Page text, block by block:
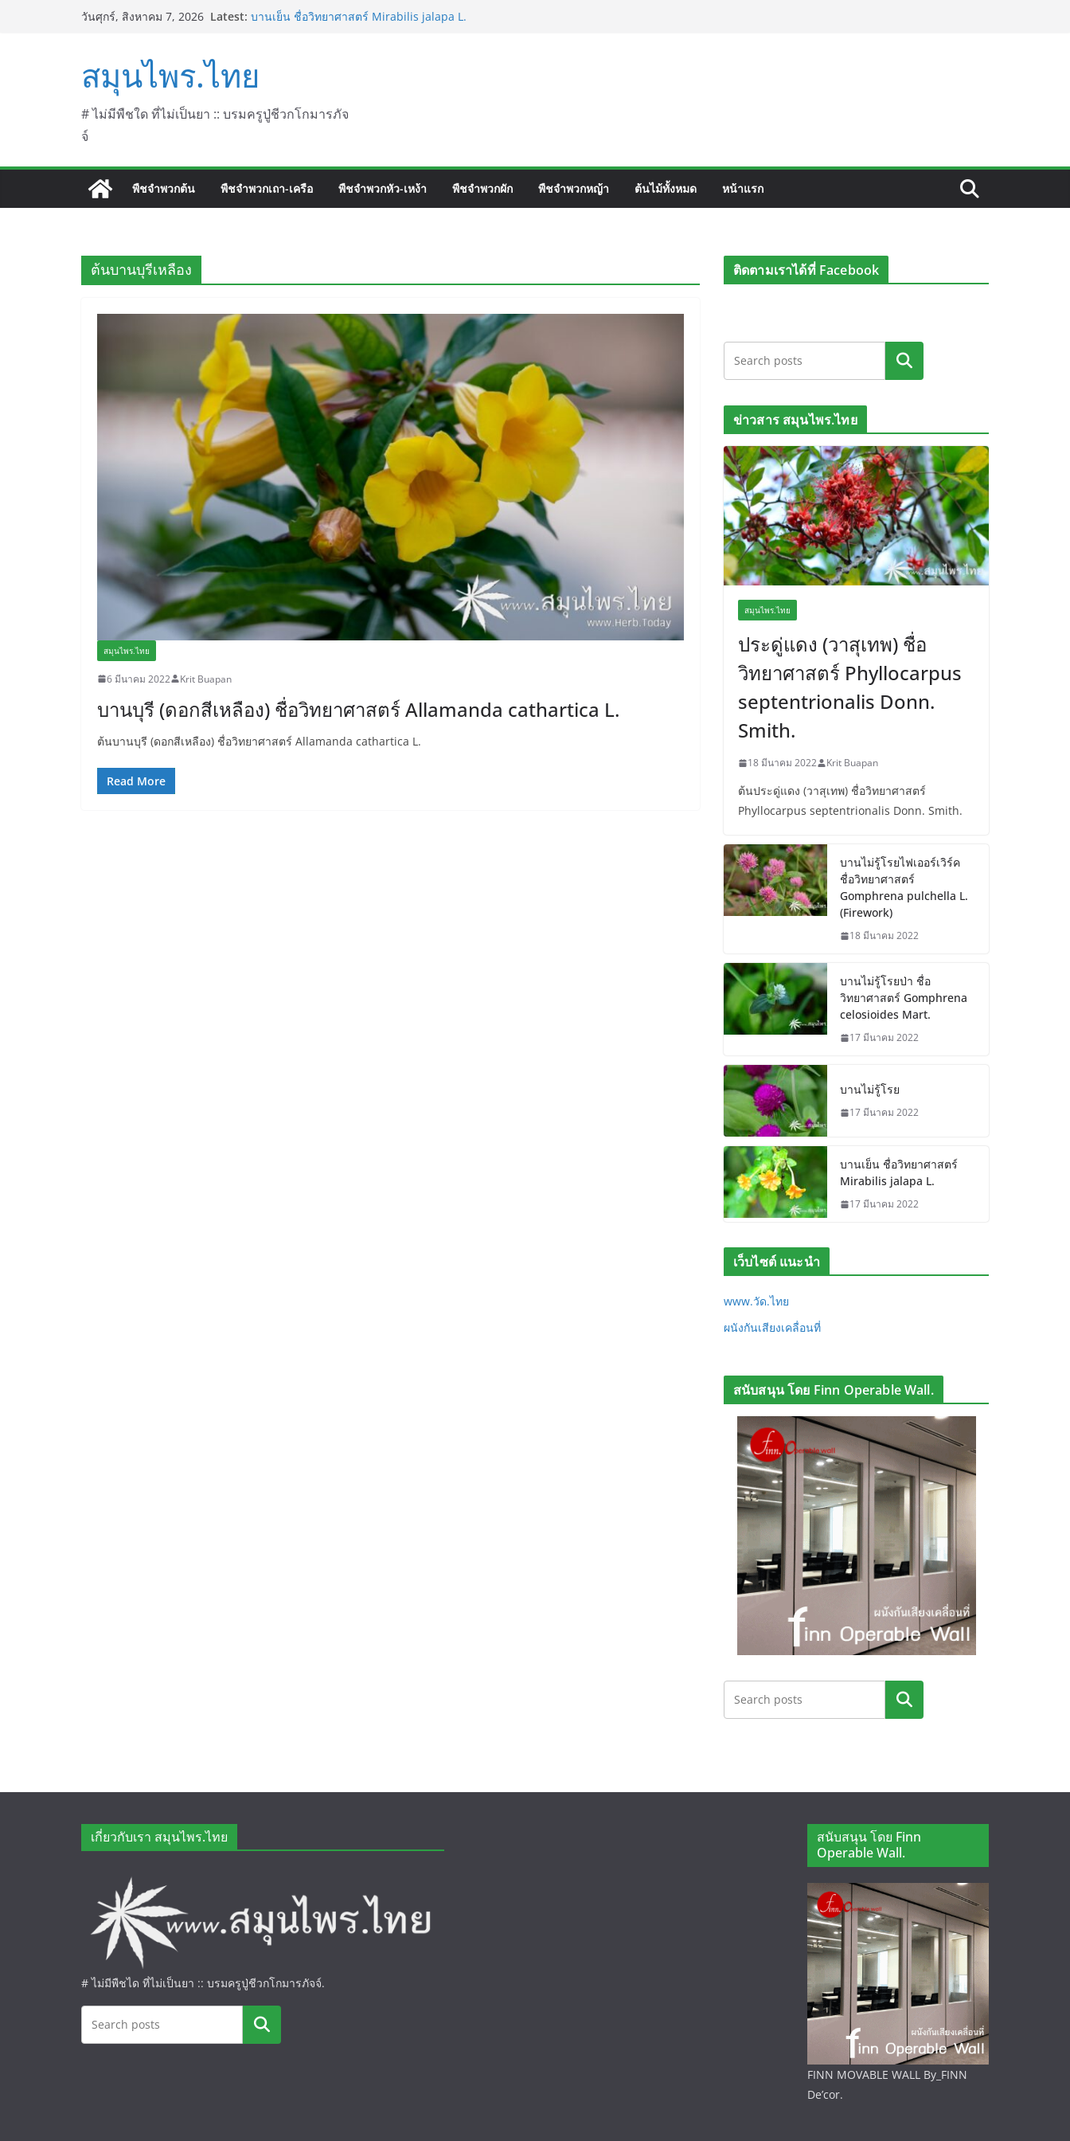
วันศุกร์, สิงหาคม 7, 2026 Latest: บานเย็น ชื่อวิทยาศาสตร์ Mirabilis jalapa L.
L. (Firework)
บานไม่รู้โรย
สมุนไพร.ไทย
# ไม่มีพืชใด ที่ไม่เป็นยา :: บรมครูปู่ชีวกโกมารภัจ
จ์
พืชจำพวกต้น พืชจำพวกเถา-เครือ พืชจำพวกหัว-เหง้า พืชจำพวกผัก พืชจำพวกหญ้า ต้นไม้ทั้งหมด หน้าแรก
ต้นบานบุรีเหลือง
สมุนไพร.ไทย
6 มีนาคม 2022 Krit Buapan
บานบุรี (ดอกสีเหลือง) ชื่อวิทยาศาสตร์ Allamanda cathartica L.
ต้นบานบุรี (ดอกสีเหลือง) ชื่อวิทยาศาสตร์ Allamanda cathartica L.
Read More
ติดตามเราได้ที่ Facebook
ค้นหา
ข่าวสาร สมุนไพร.ไทย
สมุนไพร.ไทย
ประดู่แดง (วาสุเทพ) ชื่อ
วิทยาศาสตร์ Phyllocarpus
septentrionalis Donn.
Smith.
18 มีนาคม 2022 Krit Buapan
ต้นประดู่แดง (วาสุเทพ) ชื่อวิทยาศาสตร์
Phyllocarpus septentrionalis Donn. Smith.
บานไม่รู้โรยไฟเออร์เวิร์ค
ชื่อวิทยาศาสตร์
Gomphrena pulchella L.
(Firework)
18 มีนาคม 2022
บานไม่รู้โรยป่า ชื่อ
วิทยาศาสตร์ Gomphrena
celosioides Mart.
17 มีนาคม 2022
บานไม่รู้โรย
17 มีนาคม 2022
บานเย็น ชื่อวิทยาศาสตร์
Mirabilis jalapa L.
17 มีนาคม 2022
เว็บไซต์ แนะนำ
www.วัด.ไทย
ผนังกันเสียงเคลื่อนที่
สนับสนุน โดย Finn Operable Wall.
ค้นหา
เกี่ยวกับเรา สมุนไพร.ไทย
# ไม่มีพืชได ที่ไม่เป็นยา :: บรมครูปู่ชีวกโกมารภัจจ์.
ค้นหา
สนับสนุน โดย Finn
Operable Wall.
FINN MOVABLE WALL By_FINN
De’cor.